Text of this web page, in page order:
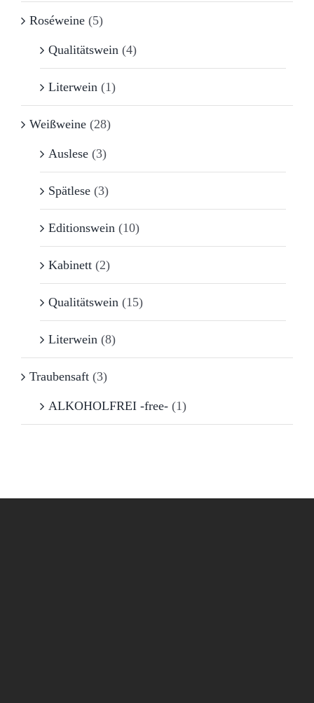
Roséweine (5)
Qualitätswein (4)
Literwein (1)
Weißweine (28)
Auslese (3)
Spätlese (3)
Editionswein (10)
Kabinett (2)
Qualitätswein (15)
Literwein (8)
Traubensaft (3)
ALKOHOLFREI -free- (1)